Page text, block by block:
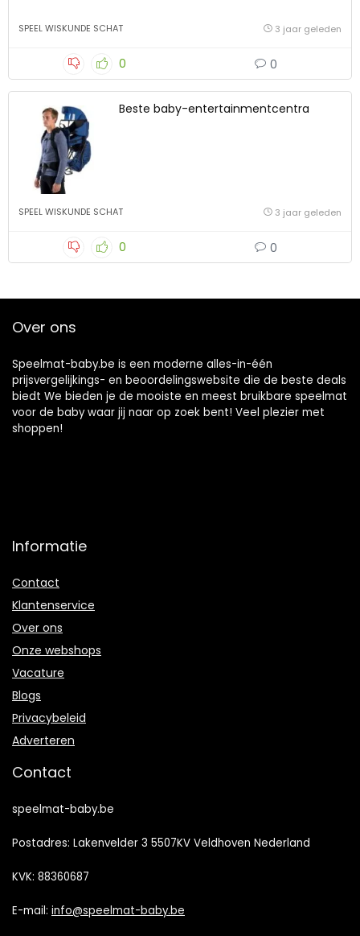
SPEEL WISKUNDE SCHAT 3 jaar geleden
0 0
Beste baby-entertainmentcentra
SPEEL WISKUNDE SCHAT 3 jaar geleden
0 0
Over ons
Speelmat-baby.be is een moderne alles-in-één
prijsvergelijkings- en beoordelingswebsite die de beste deals
biedt We bieden je de mooiste en meest bruikbare speelmat
voor de baby waar jij naar op zoek bent! Veel plezier met
shoppen!
Informatie
Contact
Klantenservice
Over ons
Onze webshops
Vacature
Blogs
Privacybeleid
Adverteren
Contact
speelmat-baby.be
Postadres: Lakenvelder 3 5507KV Veldhoven Nederland
KVK: 88360687
E-mail: info@speelmat-baby.be